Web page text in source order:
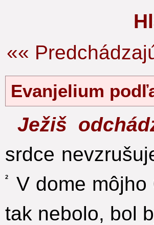
««
Evanjelium
Ježiš
srdce
2
V dome
tak nebolo, bol